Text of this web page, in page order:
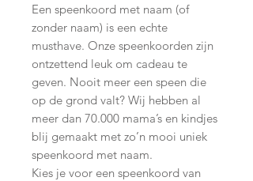
Een speenkoord met naam (of
zonder naam) is een echte
musthave. Onze speenkoorden zijn
ontzettend leuk om cadeau te
geven. Nooit meer een speen die
op de grond valt? Wij hebben al
meer dan 70.000 mama’s en kindjes
blij gemaakt met zo’n mooi uniek
speenkoord met naam.
Kies je voor een speenkoord van